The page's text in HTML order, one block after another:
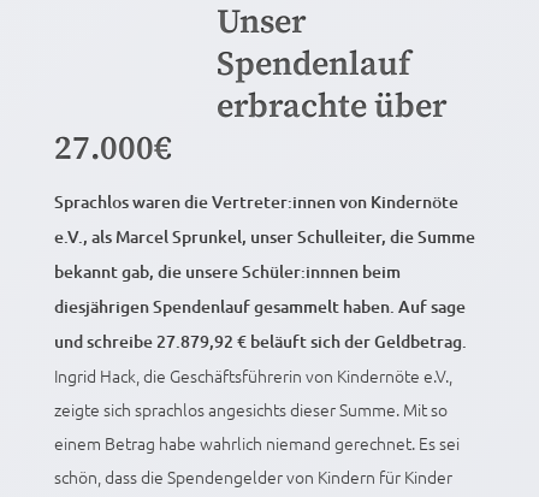
Unser
Spendenlauf
erbrachte über
27.000€
Sprachlos waren die Vertreter:innen von Kindernöte
e.V., als Marcel Sprunkel, unser Schulleiter, die Summe
bekannt gab, die unsere Schüler:innnen beim
diesjährigen Spendenlauf gesammelt haben. Auf sage
und schreibe 27.879,92 € beläuft sich der Geldbetrag.
Ingrid Hack, die Geschäftsführerin von Kindernöte e.V.,
zeigte sich sprachlos angesichts dieser Summe. Mit so
einem Betrag habe wahrlich niemand gerechnet. Es sei
schön, dass die Spendengelder von Kindern für Kinder